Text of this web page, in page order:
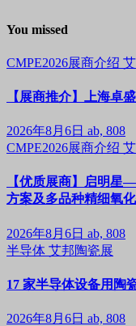
You missed
CMPE2026展商介绍
【展商推介】上海卓
2026年8月6日 ab, 808
CMPE2026展商介绍
【优质展商】启明
方案及多品种精细氧化
2026年8月6日 ab, 808
半导体 艾邦陶瓷展
17 家半导体设备用陶
2026年8月6日 ab, 808